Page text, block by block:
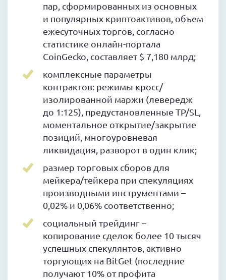
пар, сформированных из основных
и популярных криптоактивов, объем
ежесуточных торгов, согласно
статистике онлайн-портала
CoinGecko, составляет $ 7,180 млрд;
комплексные параметры
контрактов: режимы кросс/
изолированной маржи (левередж
до 1:125), предустановленные TP/SL,
моментальное открытие/закрытие
позиций, многоуровневая
ликвидация, разворот в один клик;
размер торговых сборов для
мейкера/тейкера при спекуляциях
производными инструментами –
0,02% и 0,06% соответственно;
социальный трейдинг –
копирование сделок более 10 тысяч
успешных спекулянтов, активно
торгующих на BitGet (последние
получают 10% от профита